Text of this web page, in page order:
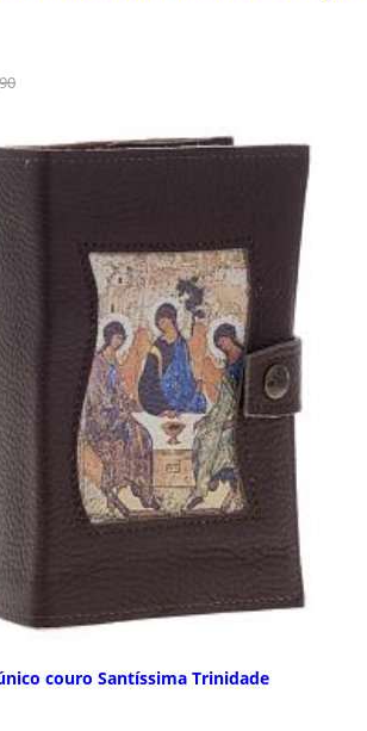
couro Santíssima Trinidade